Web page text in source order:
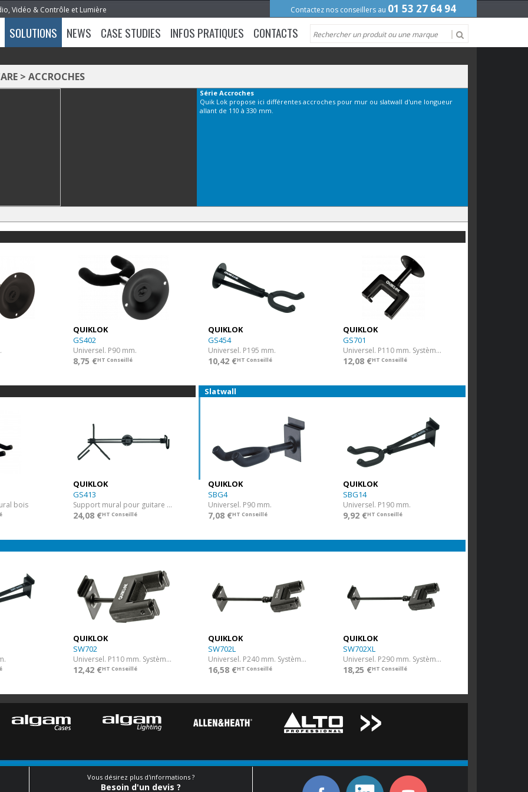
Vidéo & Contrôle et Lumière Contactez nos conseillers au 01 53 27 64 94
SOLUTIONS NEWS CASE STUDIES INFOS PRATIQUES CONTACTS
> ACCROCHES
Série Accroches
Quik Lok propose ici différentes accroches pour mur ou slatwall d'une longueur
allant de 110 à 330 mm.
QUIKLOK
GS402
Universel. P90 mm.
8,75 €HT Conseillé
QUIKLOK
GS454
Universel. P195 mm.
10,42 €HT Conseillé
QUIKLOK
GS701
Universel. P110 mm. Système autobloquant.
12,08 €HT Conseillé
bois
QUIKLOK
GS413
Support mural pour guitare électrique
24,08 €HT Conseillé
Slatwall
QUIKLOK
SBG4
Universel. P90 mm.
7,08 €HT Conseillé
QUIKLOK
SBG14
Universel. P190 mm.
9,92 €HT Conseillé
QUIKLOK
SW702
Universel. P110 mm. Système autobloquant.
12,42 €HT Conseillé
QUIKLOK
SW702L
Universel. P240 mm. Système autobloquant.
16,58 €HT Conseillé
QUIKLOK
SW702XL
Universel. P290 mm. Système autobloquant.
18,25 €HT Conseillé
Vous désirez plus d'informations ?
Besoin d'un devis ?